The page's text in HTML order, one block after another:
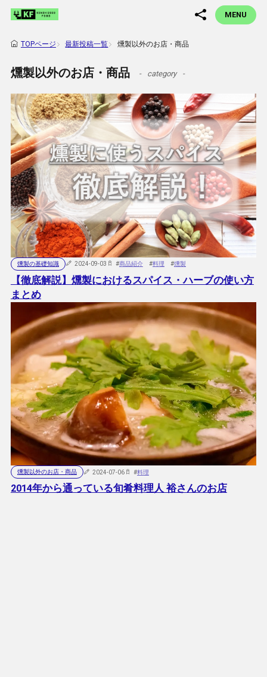
MENU
TOPページ 最新投稿一覧 燻製以外のお店・商品
燻製以外のお店・商品 category
燻製の基礎知識 2024-09-03 #商品紹介 #料理 #燻製
【徹底解説】燻製におけるスパイス・ハーブの使い方
まとめ
燻製以外のお店・商品 2024-07-06 #料理
2014年から通っている旬肴料理人 裕さんのお店